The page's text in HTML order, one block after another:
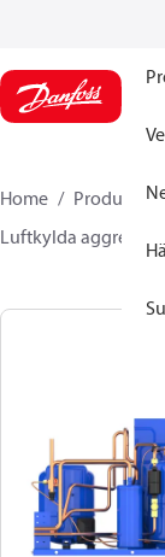
Home Produkter
Luftkylda aggregat